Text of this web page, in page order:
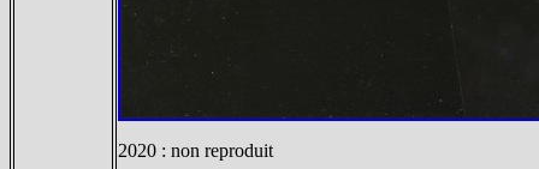
2020 : non reproduit